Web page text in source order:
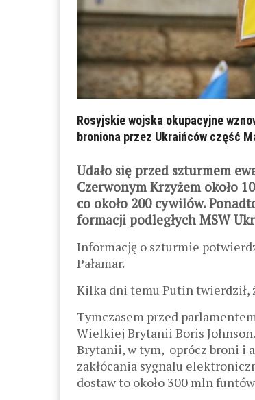
Rosyjskie wojska okupacyjne
broniona przez Ukraińców część
Udało się przed szturmem
Czerwonym Krzyżem około
co około 200 cywilów.
formacji podległych MSW
Informację o szturmie
Pałamar.
Kilka dni temu Putin twierdził,
Tymczasem przed
Wielkiej Brytanii Boris
Brytanii, w tym, oprócz broni i
zakłócania sygnalu
dostaw to około 300 mln